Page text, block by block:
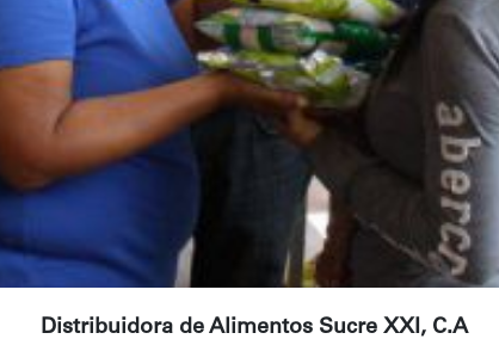
Distribuidora de Alimentos Sucre XXI, C.A